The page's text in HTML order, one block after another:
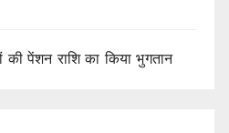
की पेंशन राशि का किया भुगतान